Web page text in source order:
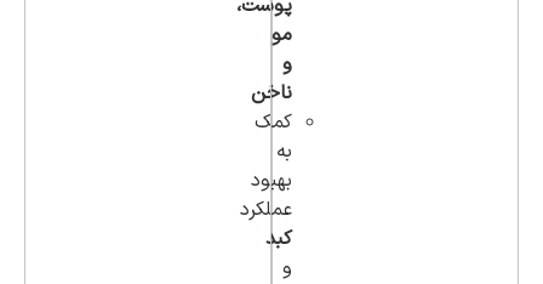
پوست،
مو
و
ناخن
کمک
به
بهبود
عملکرد
کبد
و